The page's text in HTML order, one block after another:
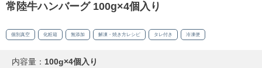
常陸牛ハンバーグ 100g×4個入り
個別真空 化粧箱 無添加 解凍・焼き方レシピ タレ付き 冷凍便
内容量： 100g×4個入り